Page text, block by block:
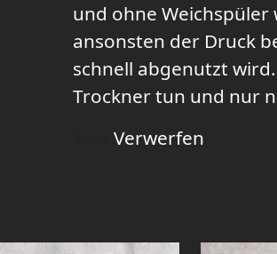
und ohne Weichspüler
ansonsten der Druck
schnell abgenutzt
Trockner tun und nur
Verwerfen